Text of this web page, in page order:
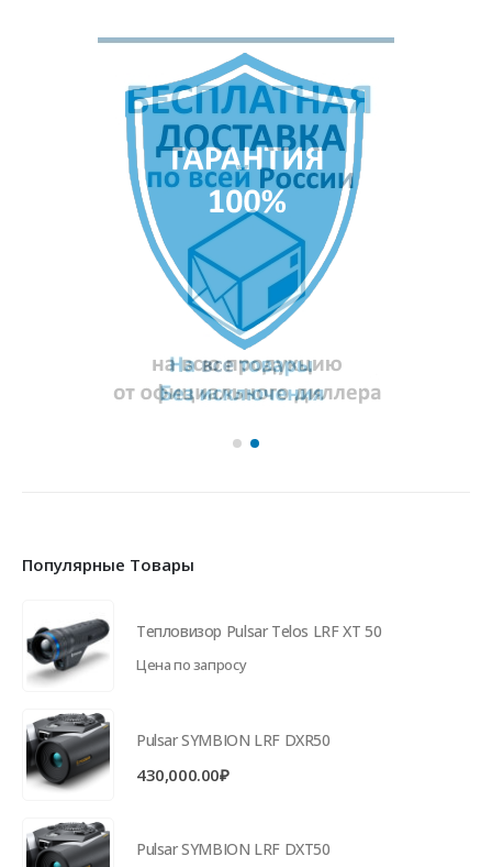
Популярные Товары
Тепловизор Pulsar Telos LRF XT 50
Цена по запросу
Pulsar SYMBION LRF DXR50
430,000.00₽
Pulsar SYMBION LRF DXT50